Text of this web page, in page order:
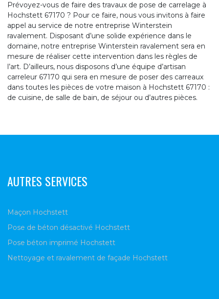
Prévoyez-vous de faire des travaux de pose de carrelage à
Hochstett 67170 ? Pour ce faire, nous vous invitons à faire
appel au service de notre entreprise Winterstein
ravalement. Disposant d’une solide expérience dans le
domaine, notre entreprise Winterstein ravalement sera en
mesure de réaliser cette intervention dans les règles de
l’art. D’ailleurs, nous disposons d’une équipe d’artisan
carreleur 67170 qui sera en mesure de poser des carreaux
dans toutes les pièces de votre maison à Hochstett 67170 :
de cuisine, de salle de bain, de séjour ou d’autres pièces.
AUTRES SERVICES
Maçon Hochstett
Pose de béton désactivé Hochstett
Pose béton imprimé Hochstett
Nettoyage et ravalement de façade Hochstett